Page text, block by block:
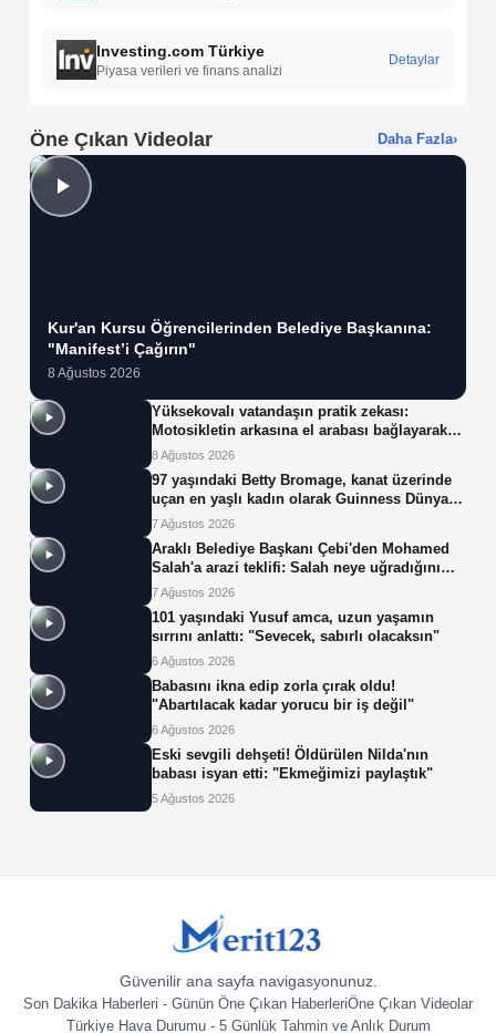
Investing.com Türkiye
Piyasa verileri ve finans analizi
Detaylar
Öne Çıkan Videolar Daha Fazla›
Kur'an Kursu Öğrencilerinden Belediye Başkanına:
"Manifest’i Çağırın"
8 Ağustos 2026
Yüksekovalı vatandaşın pratik zekası:
Motosikletin arkasına el arabası bağlayarak
üzerinde ot taşıdı
8 Ağustos 2026
97 yaşındaki Betty Bromage, kanat üzerinde
uçan en yaşlı kadın olarak Guinness Dünya
Rekoru'nu kırdı
7 Ağustos 2026
Araklı Belediye Başkanı Çebi'den Mohamed
Salah'a arazi teklifi: Salah neye uğradığını
şaşırdı!
7 Ağustos 2026
101 yaşındaki Yusuf amca, uzun yaşamın
sırrını anlattı: "Sevecek, sabırlı olacaksın"
6 Ağustos 2026
Babasını ikna edip zorla çırak oldu!
"Abartılacak kadar yorucu bir iş değil"
6 Ağustos 2026
Eski sevgili dehşeti! Öldürülen Nilda'nın
babası isyan etti: "Ekmeğimizi paylaştık"
5 Ağustos 2026
Güvenilir ana sayfa navigasyonunuz.
Son Dakika Haberleri - Günün Öne Çıkan HaberleriÖne Çıkan Videolar
Türkiye Hava Durumu - 5 Günlük Tahmin ve Anlık Durum